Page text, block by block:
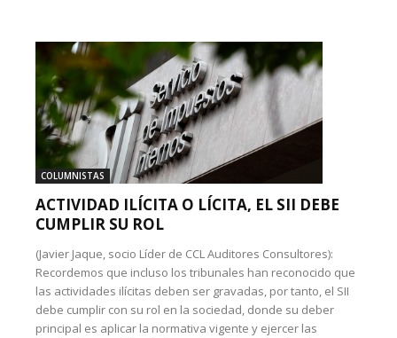
COLUMNISTAS
ACTIVIDAD ILÍCITA O LÍCITA, EL SII DEBE
CUMPLIR SU ROL
(Javier Jaque, socio Líder de CCL Auditores Consultores):
Recordemos que incluso los tribunales han reconocido que
las actividades ilícitas deben ser gravadas, por tanto, el SII
debe cumplir con su rol en la sociedad, donde su deber
principal es aplicar la normativa vigente y ejercer las